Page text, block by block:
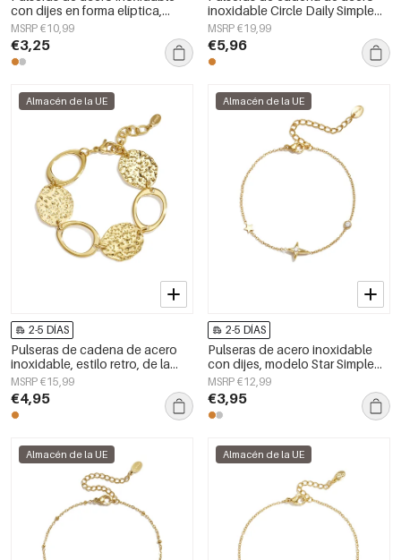
con dijes en forma elíptica,
sencillas para uso diario, de la
serie Simple. Joyería para mujer.
MSRP €10,99
€3,25
inoxidable Circle Daily Simple
Series Joyería para mujer
MSRP €19,99
€5,96
Almacén de la UE
2-5 DÍAS
Pulseras de cadena de acero
inoxidable, estilo retro, de la
serie clásica para mujer.
MSRP €15,99
€4,95
Almacén de la UE
2-5 DÍAS
Pulseras de acero inoxidable
con dijes, modelo Star Simple
Daily Simple Series, joyería para
mujer
MSRP €12,99
€3,95
Almacén de la UE Almacén de la UE